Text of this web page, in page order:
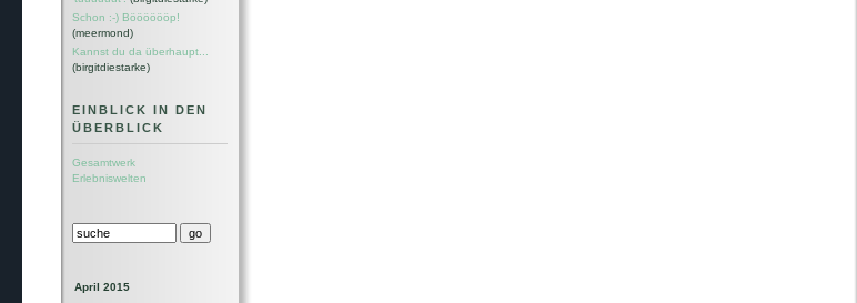
Schon :-) Bööööööp!
(meermond)
Kannst du da überhaupt...
(birgitdiestarke)
EINBLICK IN DEN
ÜBERBLICK
Gesamtwerk
Erlebniswelten
April 2015